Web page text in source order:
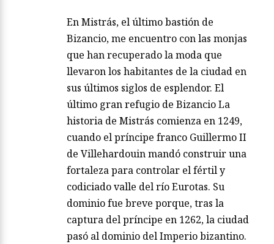
En Mistrás, el último bastión de
Bizancio, me encuentro con las monjas
que han recuperado la moda que
llevaron los habitantes de la ciudad en
sus últimos siglos de esplendor. El
último gran refugio de Bizancio La
historia de Mistrás comienza en 1249,
cuando el príncipe franco Guillermo II
de Villehardouin mandó construir una
fortaleza para controlar el fértil y
codiciado valle del río Eurotas. Su
dominio fue breve porque, tras la
captura del príncipe en 1262, la ciudad
pasó al dominio del Imperio bizantino.